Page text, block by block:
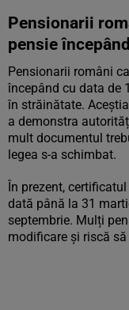
Pensionarii
pensie
Pensionarii români
începând cu data de
în străinătate.
a demonstra
mult documentul
legea s-a schimbat.
În prezent,
dată până la 31
septembrie. Mulți
modificare și riscă